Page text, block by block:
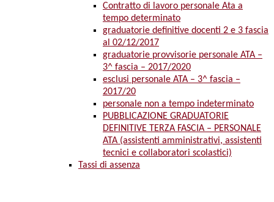
Contratto di lavoro personale Ata a
tempo determinato
graduatorie definitive docenti 2 e 3 fascia
al 02/12/2017
graduatorie provvisorie personale ATA –
3^ fascia – 2017/2020
esclusi personale ATA – 3^ fascia –
2017/20
personale non a tempo indeterminato
PUBBLICAZIONE GRADUATORIE
DEFINITIVE TERZA FASCIA – PERSONALE
ATA (assistenti amministrativi, assistenti
tecnici e collaboratori scolastici)
Tassi di assenza